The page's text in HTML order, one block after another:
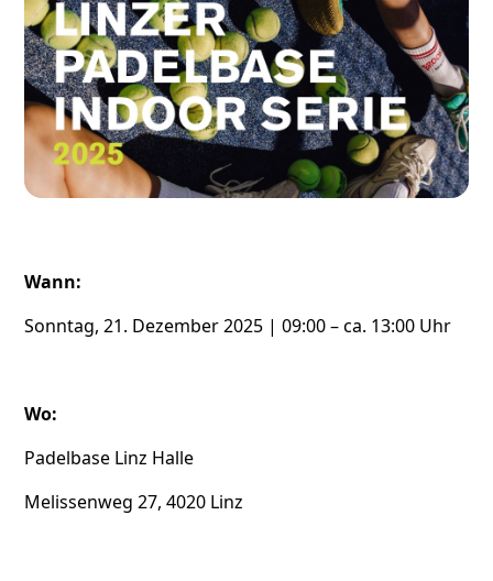
Wann:
Sonntag, 21. Dezember 2025 | 09:00 – ca. 13:00 Uhr
Wo:
Padelbase Linz Halle
Melissenweg 27, 4020 Linz